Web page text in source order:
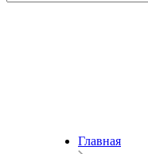
Главная